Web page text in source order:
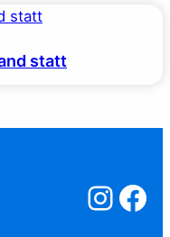
statt
Salzstreuner